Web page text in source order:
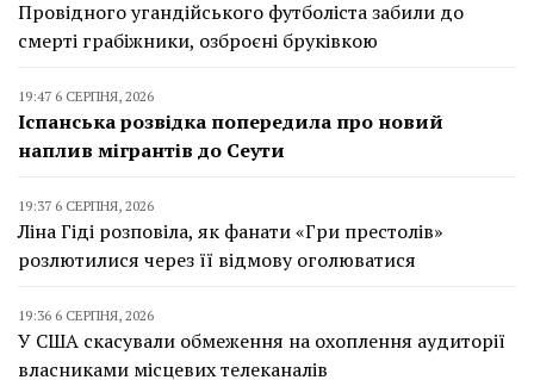
Провідного угандійського футболіста забили до
смерті грабіжники, озброєні бруківкою
19:47 6 СЕРПНЯ, 2026
Іспанська розвідка попередила про новий
наплив мігрантів до Сеути
19:37 6 СЕРПНЯ, 2026
Ліна Гіді розповіла, як фанати «Гри престолів»
розлютилися через її відмову оголюватися
19:36 6 СЕРПНЯ, 2026
У США скасували обмеження на охоплення аудиторії
власниками місцевих телеканалів